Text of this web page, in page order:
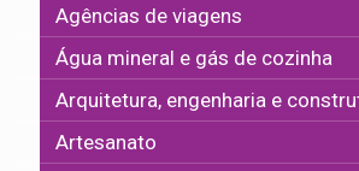
Agências de viagens
Água mineral e gás de cozinha
Arquitetura, engenharia e
Artesanato